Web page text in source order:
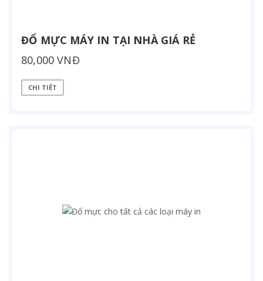
ĐỔ MỰC MÁY IN TẠI NHÀ GIÁ RẺ
80,000 VNĐ
CHI TIẾT